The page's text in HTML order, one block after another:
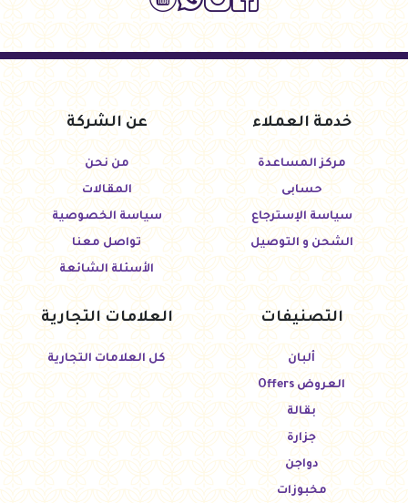
خدمة العملاء
مركز المساعدة
حسابى
سياسة الإسترجاع
الشحن و التوصيل
عن الشركة
من نحن
المقالات
سياسة الخصوصية
تواصل معنا
الأسئلة الشائعة
التصنيفات
ألبان
العروض Offers
بقالة
جزارة
دواجن
مخبوزات
العلامات التجارية
كل العلامات التجارية